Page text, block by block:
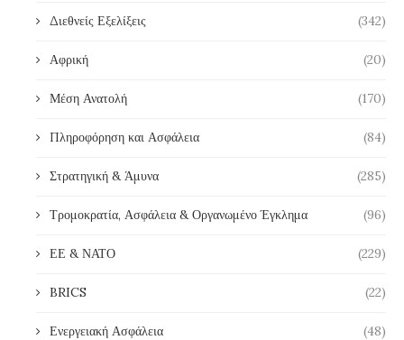
Διεθνείς Εξελίξεις (342)
Αφρική (20)
Μέση Ανατολή (170)
Πληροφόρηση και Ασφάλεια (84)
Στρατηγική & Άμυνα (285)
Τρομοκρατία, Ασφάλεια & Οργανωμένο Έγκλημα (96)
ΕΕ & ΝΑΤΟ (229)
BRICS (22)
Ενεργειακή Ασφάλεια (48)